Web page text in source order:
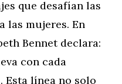
que desafían las
las mujeres. En
Bennet declara:
con cada
línea no solo